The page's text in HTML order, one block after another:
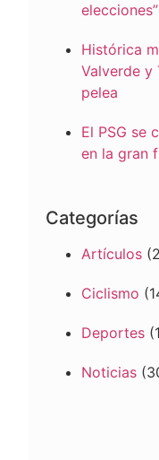
elecciones”
Histórica
Valverde y
pelea
El PSG se
en la gran
Categorías
Artículos
Ciclismo
Deportes
Noticias